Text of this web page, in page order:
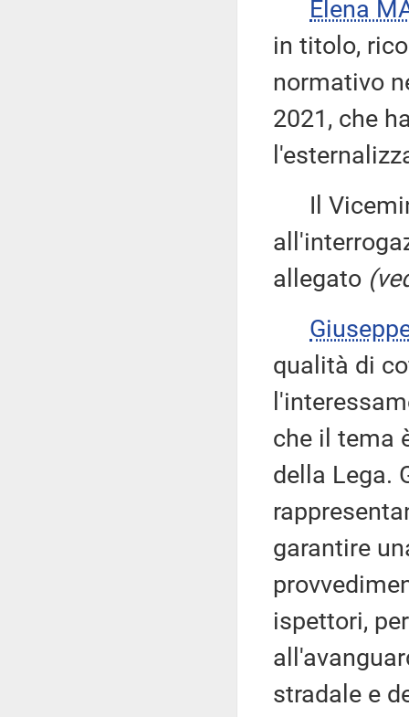
Elena
in titolo,
normativo
2021, che
Il
allegato
qualità di
che il tema
della Lega.
garantire
ispettori,
stradale e